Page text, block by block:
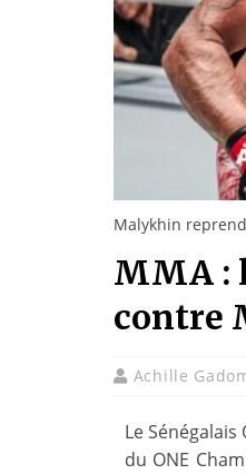
Malykhin
MMA :
contre
Achille
Le
du ONE